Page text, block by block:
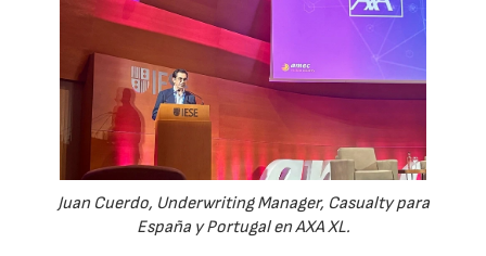
Juan Cuerdo, Underwriting Manager, Casualty para
España y Portugal en AXA XL.